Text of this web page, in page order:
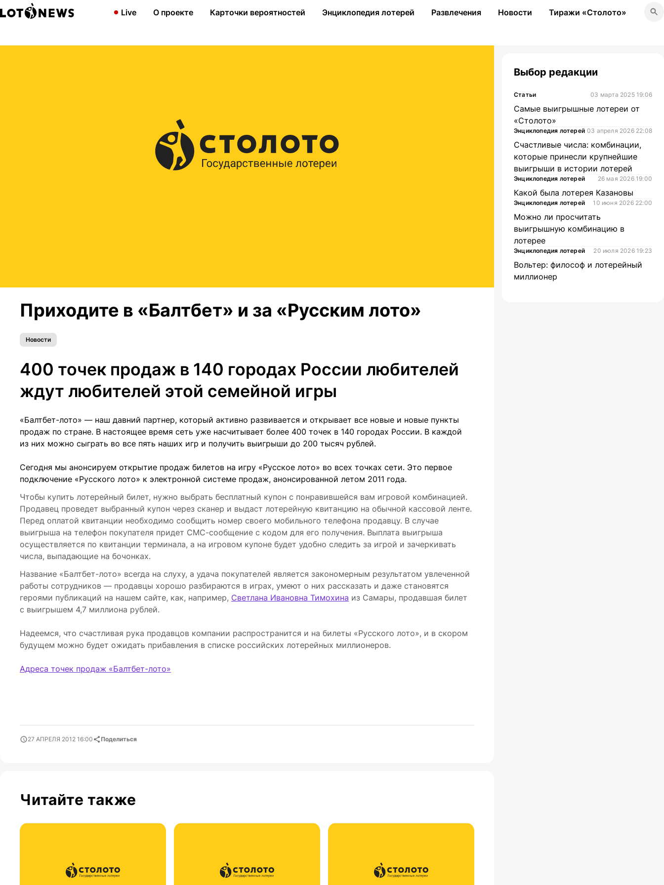
Live О проекте Карточки вероятностей Энциклопедия лотерей Развлечения Новости Тиражи «Столото»
Приходите в «Балтбет» и за «Русским лото»
Новости
400 точек продаж в 140 городах России любителей
ждут любителей этой семейной игры
«Балтбет-лото» — наш давний партнер, который активно развивается и открывает все новые и новые пункты
продаж по стране. В настоящее время сеть уже насчитывает более 400 точек в 140 городах России. В каждой
из них можно сыграть во все пять наших игр и получить выигрыши до 200 тысяч рублей.
Сегодня мы анонсируем открытие продаж билетов на игру «Русское лото» во всех точках сети. Это первое
подключение «Русского лото» к электронной системе продаж, анонсированной летом 2011 года.
Чтобы купить лотерейный билет, нужно выбрать бесплатный купон с понравившейся вам игровой комбинацией.
Продавец проведет выбранный купон через сканер и выдаст лотерейную квитанцию на обычной кассовой ленте.
Перед оплатой квитанции необходимо сообщить номер своего мобильного телефона продавцу. В случае
выигрыша на телефон покупателя придет СМС-сообщение с кодом для его получения. Выплата выигрыша
осуществляется по квитанции терминала, а на игровом купоне будет удобно следить за игрой и зачеркивать
числа, выпадающие на бочонках.
Название «Балтбет-лото» всегда на слуху, а удача покупателей является закономерным результатом увлеченной
работы сотрудников — продавцы хорошо разбираются в играх, умеют о них рассказать и даже становятся
героями публикаций на нашем сайте, как, например, Светлана Ивановна Тимохина из Самары, продавшая билет
с выигрышем 4,7 миллиона рублей.
Надеемся, что счастливая рука продавцов компании распространится и на билеты «Русского лото», и в скором
будущем можно будет ожидать прибавления в списке российских лотерейных миллионеров.
Адреса точек продаж «Балтбет-лото»
27 АПРЕЛЯ 2012 16:00 Поделиться
Читайте также
Выбор редакции
Статьи 03 марта 2025 19:06
Самые выигрышные лотереи от
«Столото»
Энциклопедия лотерей 03 апреля 2026 22:08
Счастливые числа: комбинации,
которые принесли крупнейшие
выигрыши в истории лотерей
Энциклопедия лотерей 26 мая 2026 19:00
Какой была лотерея Казановы
Энциклопедия лотерей 10 июня 2026 22:00
Можно ли просчитать
выигрышную комбинацию в
лотерее
Энциклопедия лотерей 20 июля 2026 19:23
Вольтер: философ и лотерейный
миллионер